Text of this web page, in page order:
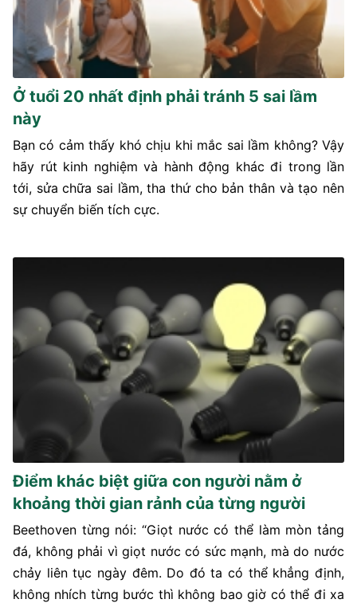
Ở tuổi 20 nhất định phải tránh 5 sai lầm
này
Bạn có cảm thấy khó chịu khi mắc sai lầm không? Vậy
hãy rút kinh nghiệm và hành động khác đi trong lần
tới, sửa chữa sai lầm, tha thứ cho bản thân và tạo nên
sự chuyển biến tích cực.
Điểm khác biệt giữa con người nằm ở
khoảng thời gian rảnh của từng người
Beethoven từng nói: “Giọt nước có thể làm mòn tảng
đá, không phải vì giọt nước có sức mạnh, mà do nước
chảy liên tục ngày đêm. Do đó ta có thể khẳng định,
không nhích từng bước thì không bao giờ có thể đi xa